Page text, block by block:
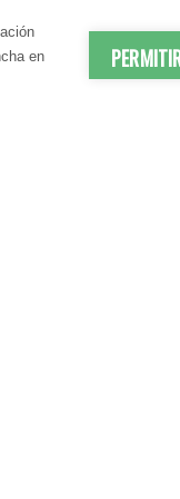
los derechos
en